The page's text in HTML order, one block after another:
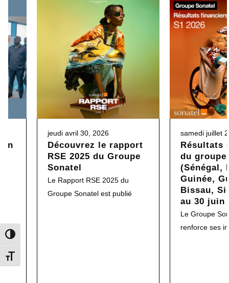
Toggle High Contrast
Toggle Font size
jeudi avril 30, 2026
Découvrez le rapport
RSE 2025 du Groupe
Sonatel
Le Rapport RSE 2025 du
Groupe Sonatel est publié
samedi juillet
Résultats
du groupe
(Sénégal,
Guinée,
Bissau,
au 30 juin
Le Groupe
renforce ses